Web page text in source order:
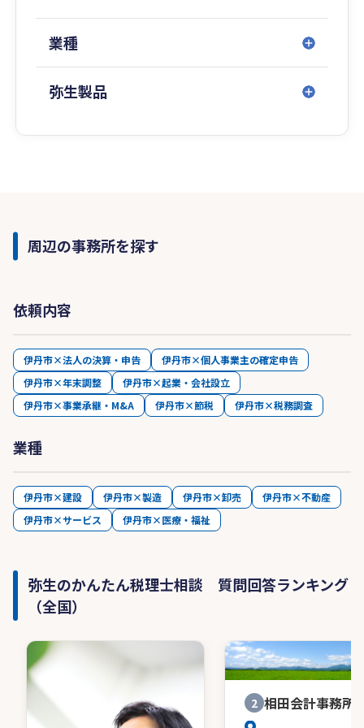
業種
弥生製品
周辺の事務所を探す
依頼内容
伊丹市×法人の決算・申告
伊丹市×個人事業主の確定申告
伊丹市×年末調整
伊丹市×起業・会社設立
伊丹市×事業承継・M&A
伊丹市×節税 伊丹市×税務調査
業種
伊丹市×建設 伊丹市×製造 伊丹市×卸売
伊丹市×不動産
伊丹市×サービス
伊丹市×医療・福祉
弥生のかんたん税理士相談 質問回答ランキング
（全国）
2 相田会計事務所